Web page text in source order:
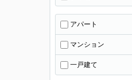
アパート
マンション
一戸建て